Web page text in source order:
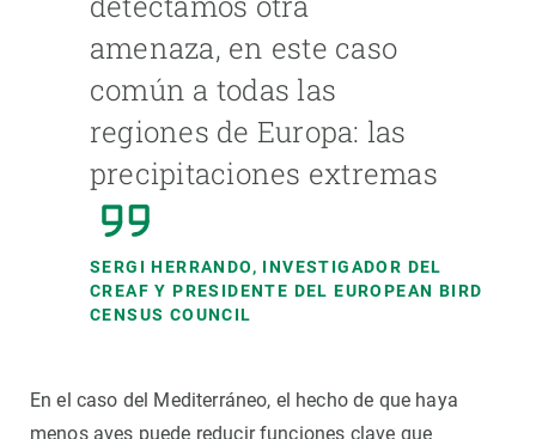
amenaza, en este caso
común a todas las
regiones de Europa: las
precipitaciones extremas
SERGI HERRANDO, INVESTIGADOR DEL
CREAF Y PRESIDENTE DEL EUROPEAN BIRD
CENSUS COUNCIL
En el caso del Mediterráneo, el hecho de que haya
menos aves puede reducir funciones clave que